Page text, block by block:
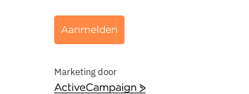
Aanmelden
Marketing door
A